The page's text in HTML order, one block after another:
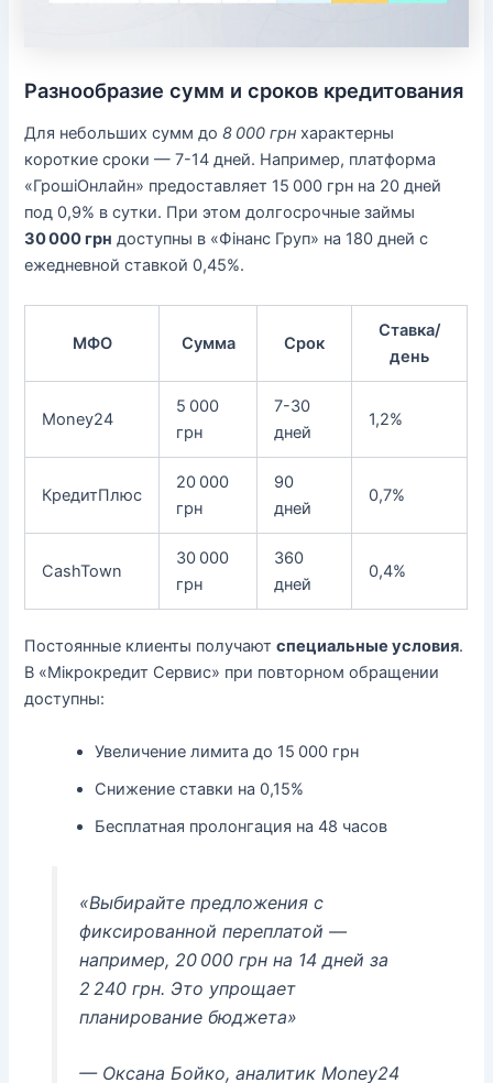
Разнообразие сумм и сроков кредитования
Для небольших сумм до8 000 грн характерны
короткие сроки — 7-14 дней. Например, платформа
«ГрошіОнлайн» предоставляет 15 000 грн на 20 дней
под 0,9% в сутки. При этом долгосрочные займы
30 000 грн доступны в «Фінанс Груп» на 180 дней с
ежедневной ставкой 0,45%.
МФО Сумма Срок
Ставка/
день
Money24
5 000
грн
7-30
дней
1,2%
КредитПлюс
20 000
грн
90
дней
0,7%
CashTown
30 000
грн
360
дней
0,4%
Постоянные клиенты получаютспециальные условия.
В «Мікрокредит Сервис» при повторном обращении
доступны:
Увеличение лимита до 15 000 грн
Снижение ставки на 0,15%
Бесплатная пролонгация на 48 часов
«Выбирайте предложения с
фиксированной переплатой —
например, 20 000 грн на 14 дней за
2 240 грн. Это упрощает
планирование бюджета»
— Оксана Бойко, аналитик Money24